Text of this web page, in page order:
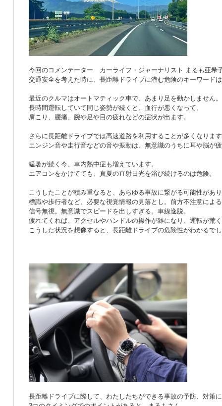
今回のコメンテーター カーライフ・ジャーナリスト まるも亜希
交通安全を考えた時に、長距離ドライブに潜む危険のキーワード
最近のクルマはオートマティック車で、あまり足を動かしません。
長時間運転していて同じ姿勢が続くと、血行が悪くなって、
肩こり、腰痛、腕や足や目の疲れなどの症状が出ます。
さらに長距離ドライブでは高速道路を利用することが多くなりま
エンジン音や走行音などの音や振動は、無意識のうちに耳や脳が
猛暑が続く今、車内熱中症も増えています。
エアコンをかけてても、真夏の直射日光を浴び続けるのは危険。
こうしたことが積み重なると、あらゆる事故に繋がる可能性があ
標識や歩行者など、必要な視覚情報の見落とし。前方不注意によ
信号無視。無意識でスピードを出しすぎる。車線逸脱。
疲れてくれば、アクセルやハンドルの操作が雑になり、運転が荒
こうした状況を想像すると、長距離ドライブの危険性がわかるで
長距離ドライブに際して、わたしたちができる事故の予防、対策